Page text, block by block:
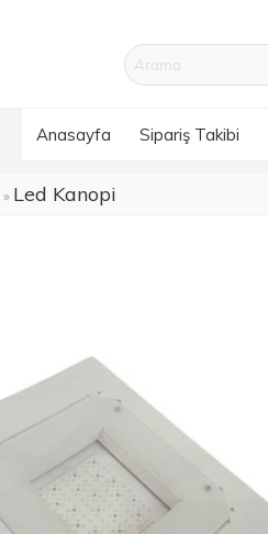
Anasayfa Sipariş Takibi
» Led Kanopi